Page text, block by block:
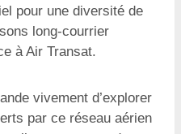
pour une diversité de
long-courrier
à Air Transat.
vivement d’explorer
par ce réseau aérien